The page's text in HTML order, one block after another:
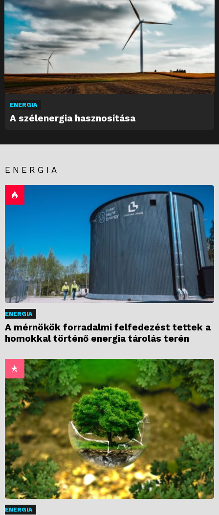
ENERGIA
A szélenergia hasznosítása
ENERGIA
ENERGIA
A mérnökök forradalmi felfedezést tettek a
homokkal történő energia tárolás terén
ENERGIA